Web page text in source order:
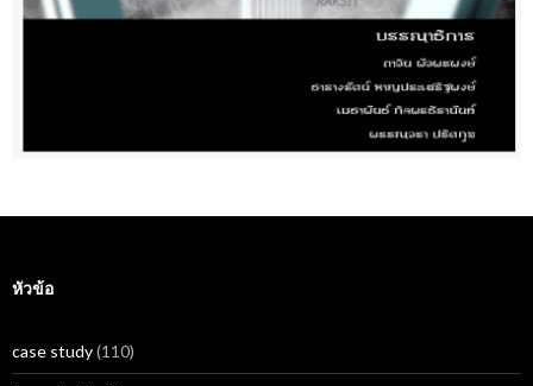
หัวข้อ
case study(110)